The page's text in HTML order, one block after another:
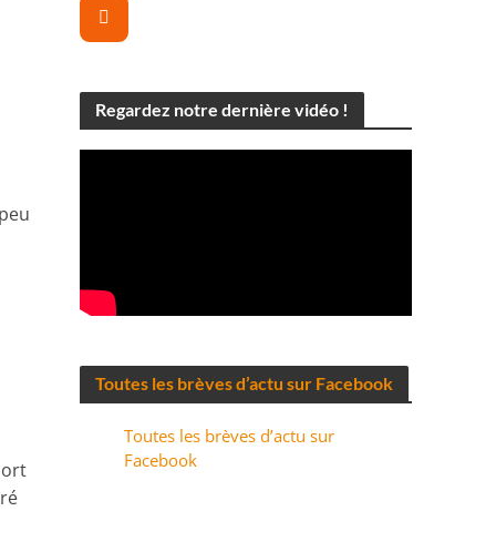
Regardez notre dernière vidéo !
Toutes les brèves d’actu sur Facebook
Toutes les brèves d’actu sur
Facebook